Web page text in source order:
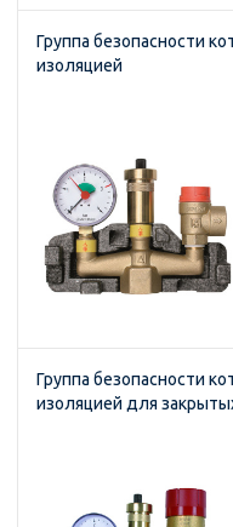
Группа безопасности
изоляцией
Группа безопасности
изоляцией для